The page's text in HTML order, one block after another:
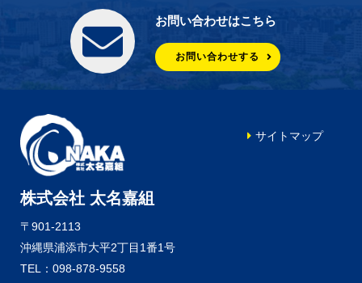
お問い合わせはこちら
お問い合わせする
株式会社 太名嘉組
〒901-2113
沖縄県浦添市大平2丁目1番1号
TEL：098-878-9558
サイトマップ